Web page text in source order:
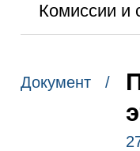
Комиссии и
Документ /